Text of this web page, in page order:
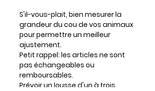
S'il-vous-plait, bien mesurer la
grandeur du cou de vos animaux
pour permettre un meilleur
ajustement.
Petit rappel: les articles ne sont
pas échangeables ou
remboursables.
Prévoir un lousse d'un à trois